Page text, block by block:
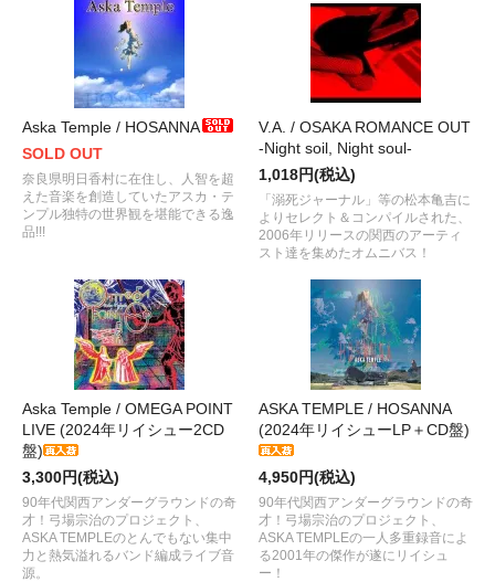
Aska Temple / HOSANNA
SOLD OUT
奈良県明日香村に在住し、人智を超
えた音楽を創造していたアスカ・テ
ンプル独特の世界観を堪能できる逸
品!!!
V.A. / OSAKA ROMANCE OUT
-Night soil, Night soul-
1,018円(税込)
「溺死ジャーナル」等の松本亀吉に
よりセレクト＆コンパイルされた、
2006年リリースの関西のアーティ
スト達を集めたオムニバス！
Aska Temple / OMEGA POINT
LIVE (2024年リイシュー2CD
盤)
3,300円(税込)
90年代関西アンダーグラウンドの奇
才！弓場宗治のプロジェクト、
ASKA TEMPLEのとんでもない集中
力と熱気溢れるバンド編成ライブ音
源。
ASKA TEMPLE / HOSANNA
(2024年リイシューLP＋CD盤)
4,950円(税込)
90年代関西アンダーグラウンドの奇
才！弓場宗治のプロジェクト、
ASKA TEMPLEの一人多重録音によ
る2001年の傑作が遂にリイシュ
ー！